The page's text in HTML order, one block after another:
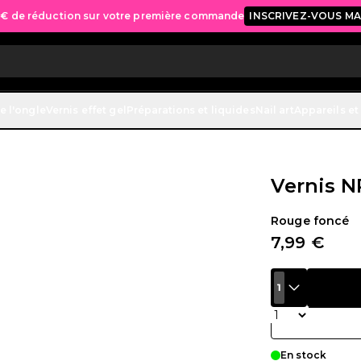
€ de réduction sur votre première commande INSCRIVEZ-VOUS
Vernis
Rouge foncé
7,99 €
1
Quantité
En stock